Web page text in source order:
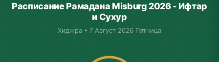
Расписание Рамадана Misburg 2026 - Ифтар
и Сухур
Хиджра • 7 Август 2026 Пятница